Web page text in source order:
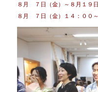
８月 ７日（金）～８月１
８月 ７日（金）１４：００